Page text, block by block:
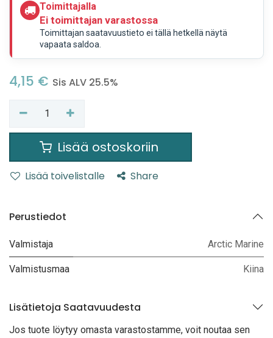
Toimittajalla
Ei toimittajan varastossa
Toimittajan saatavuustieto ei tällä hetkellä näytä
vapaata saldoa.
4,15 € Sis ALV 25.5%
Lisää ostoskoriin
Lisää toivelistalle Share
Perustiedot
Valmistaja Arctic Marine
Valmistusmaa Kiina
Lisätietoja Saatavuudesta
Jos tuote löytyy omasta varastostamme, voit noutaa sen